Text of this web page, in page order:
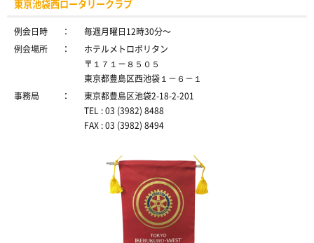
東京池袋西ロータリークラブ
例会日時 ： 毎週月曜日12時30分〜
例会場所 ：
ホテルメトロポリタン
〒１７１－８５０５
東京都豊島区西池袋１－６－１
事務局 ：
東京都豊島区池袋2-18-2-201
TEL : 03 (3982) 8488
FAX : 03 (3982) 8494